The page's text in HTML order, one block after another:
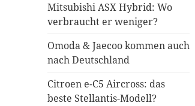
Mitsubishi ASX Hybrid: Wo
verbraucht er weniger?
Omoda & Jaecoo kommen auch
nach Deutschland
Citroen e-C5 Aircross: das
beste Stellantis-Modell?